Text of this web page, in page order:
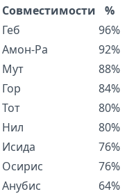
Совместимости
%
Геб
96%
Амон-Ра
92%
Мут
88%
Гор
84%
Тот
80%
Нил
80%
Исида
76%
Осирис
76%
Анубис
64%